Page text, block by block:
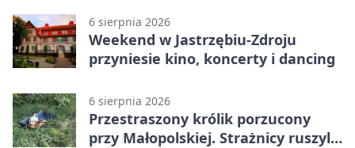
6 sierpnia 2026
Weekend w Jastrzębiu-Zdroju
przyniesie kino, koncerty i dancing
6 sierpnia 2026
Przestraszony królik porzucony
przy Małopolskiej. Strażnicy ruszyli